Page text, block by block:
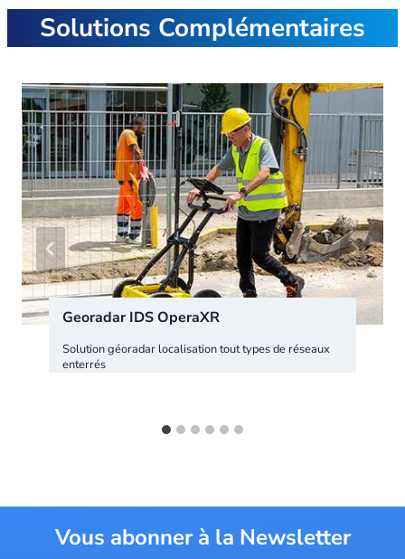
Solutions Complémentaires
Georadar IDS OperaXR
Solution géoradar localisation tout types de réseaux
enterrés
Vous abonner à la Newsletter